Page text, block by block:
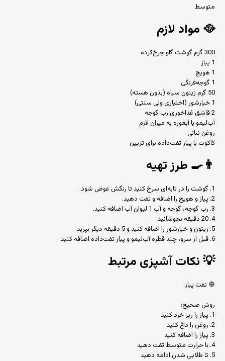
متوسط
🥘 مواد لازم
300 گرم گوشت گاو چرخ‌کرده
1 پیاز
1 هویج
1 گوجه‌فرنگی
50 گرم زیتون سیاه (بدون هسته)
1 خیارشور (اختیاری ولی سنتی)
2 قاشق غذاخوری رب گوجه
آب‌لیمو یا آبغوره به میزان لازم
روغن نباتی
کاکوت یا پیاز تفت‌داده برای تزیین
👨‍🍳 طرز تهیه
1. گوشت را در تابه‌ای سرخ کنید تا رنگش عوض شود.
2. پیاز و هویج را اضافه و تفت دهید.
3. رب گوجه، گوجه و آب 1 لیوان آب اضافه کنید.
4. 20 دقیقه بجوشانید.
5. زیتون و خیارشور را اضافه کنید و 5 دقیقه دیگر بپزید.
6. قبل از سرو، چند قطره آب‌لیمو و پیاز تفت‌داده اضافه کنید.
💡نکات آشپزی مرتبط
🧅 تفت پیاز:
روش صحیح:
1. پیاز را ریز خرد کنید
2. روغن را داغ کنید
3. پیاز را اضافه کنید
4. با حرارت متوسط تفت دهید
5. تا طلایی شدن ادامه دهید